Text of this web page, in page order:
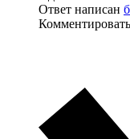
Ответ написан
Комментировать